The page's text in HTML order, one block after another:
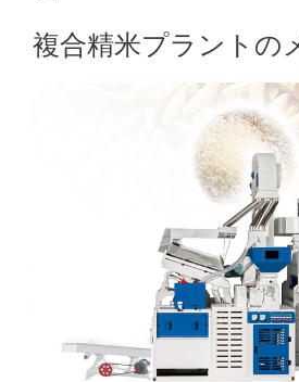
複合精米プラントの